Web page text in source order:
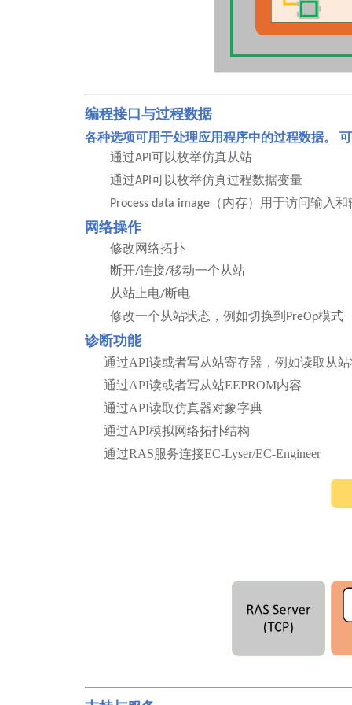
编程接口与过程数据
各种选项可用于处理应用程序中的过程数据。
通过API 可以枚举仿真从站
通过API 可以枚举仿真过程数据变量
Process data image （内存）用于访问输入
网络操作
修改网络拓扑
断开/连接/移动一个从站
从站上电/断电
修改一个从站状态，例如切换到 PreOp模式
诊断功能
通过API读或者写从站寄存器，例如读取从
通过API读或者写从站EEPROM内容
通过API读取仿真器对象字典
通过API模拟网络拓扑结构
通过RAS服务连接EC-Lyser/EC-Engineer